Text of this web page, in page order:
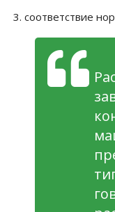
соответствие